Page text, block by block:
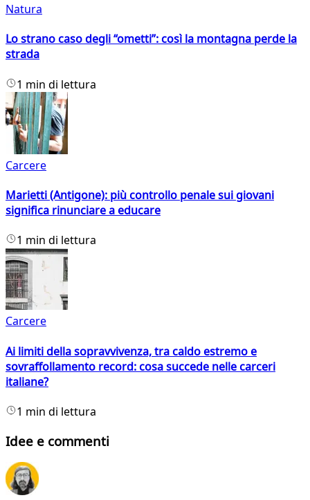
Natura
Lo strano caso degli “ometti”: così la montagna perde la
strada
1 min di lettura
Carcere
Marietti (Antigone): più controllo penale sui giovani
significa rinunciare a educare
1 min di lettura
Carcere
Ai limiti della sopravvivenza, tra caldo estremo e
sovraffollamento record: cosa succede nelle carceri
italiane?
1 min di lettura
Idee e commenti